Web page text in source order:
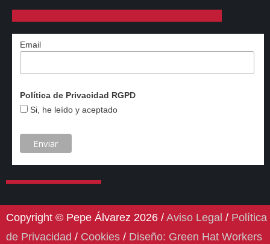
Email
Política de Privacidad RGPD
Si, he leído y aceptado
Copyright © Pepe Álvarez 2026 / Aviso Legal / Política
de Privacidad / Cookies / Diseño: Green Hat Workers